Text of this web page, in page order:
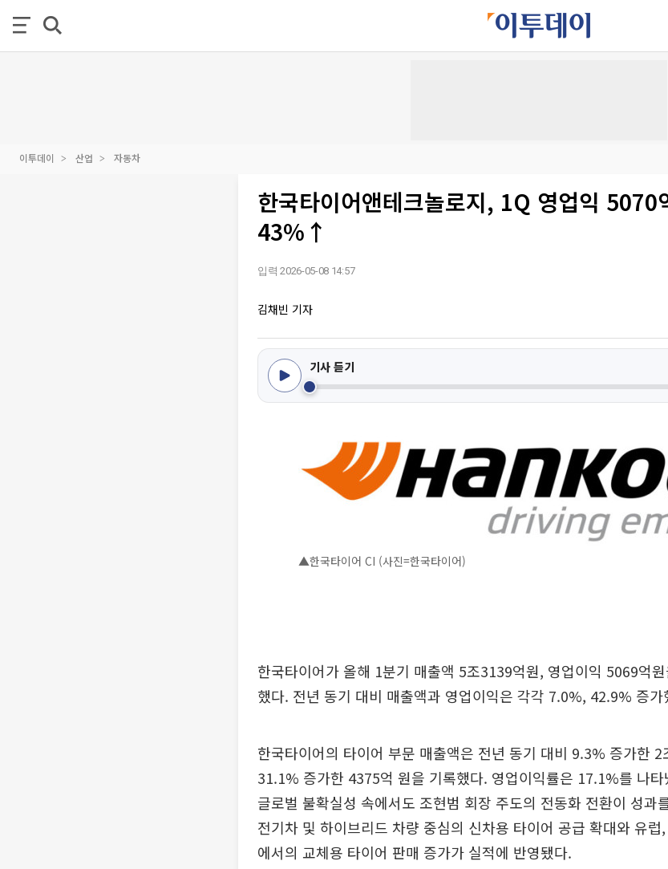
이투데이 산업 자동차
한국타이어앤테크놀로지, 1Q 영업익
43%↑
입력 2026-05-08 14:57
김채빈 기자
기사 듣기
▲한국타이어 CI (사진=한국타이어)
한국타이어가 올해 1분기 매출액 5조3139억원, 영업이익 5069억
했다. 전년 동기 대비 매출액과 영업이익은 각각 7.0%, 42.9% 증가
한국타이어의 타이어 부문 매출액은 전년 동기 대비 9.3% 증가한
31.1% 증가한 4375억 원을 기록했다. 영업이익률은 17.1%를 나
글로벌 불확실성 속에서도 조현범 회장 주도의 전동화 전환이 성과
전기차 및 하이브리드 차량 중심의 신차용 타이어 공급 확대와 유럽
에서의 교체용 타이어 판매 증가가 실적에 반영됐다.